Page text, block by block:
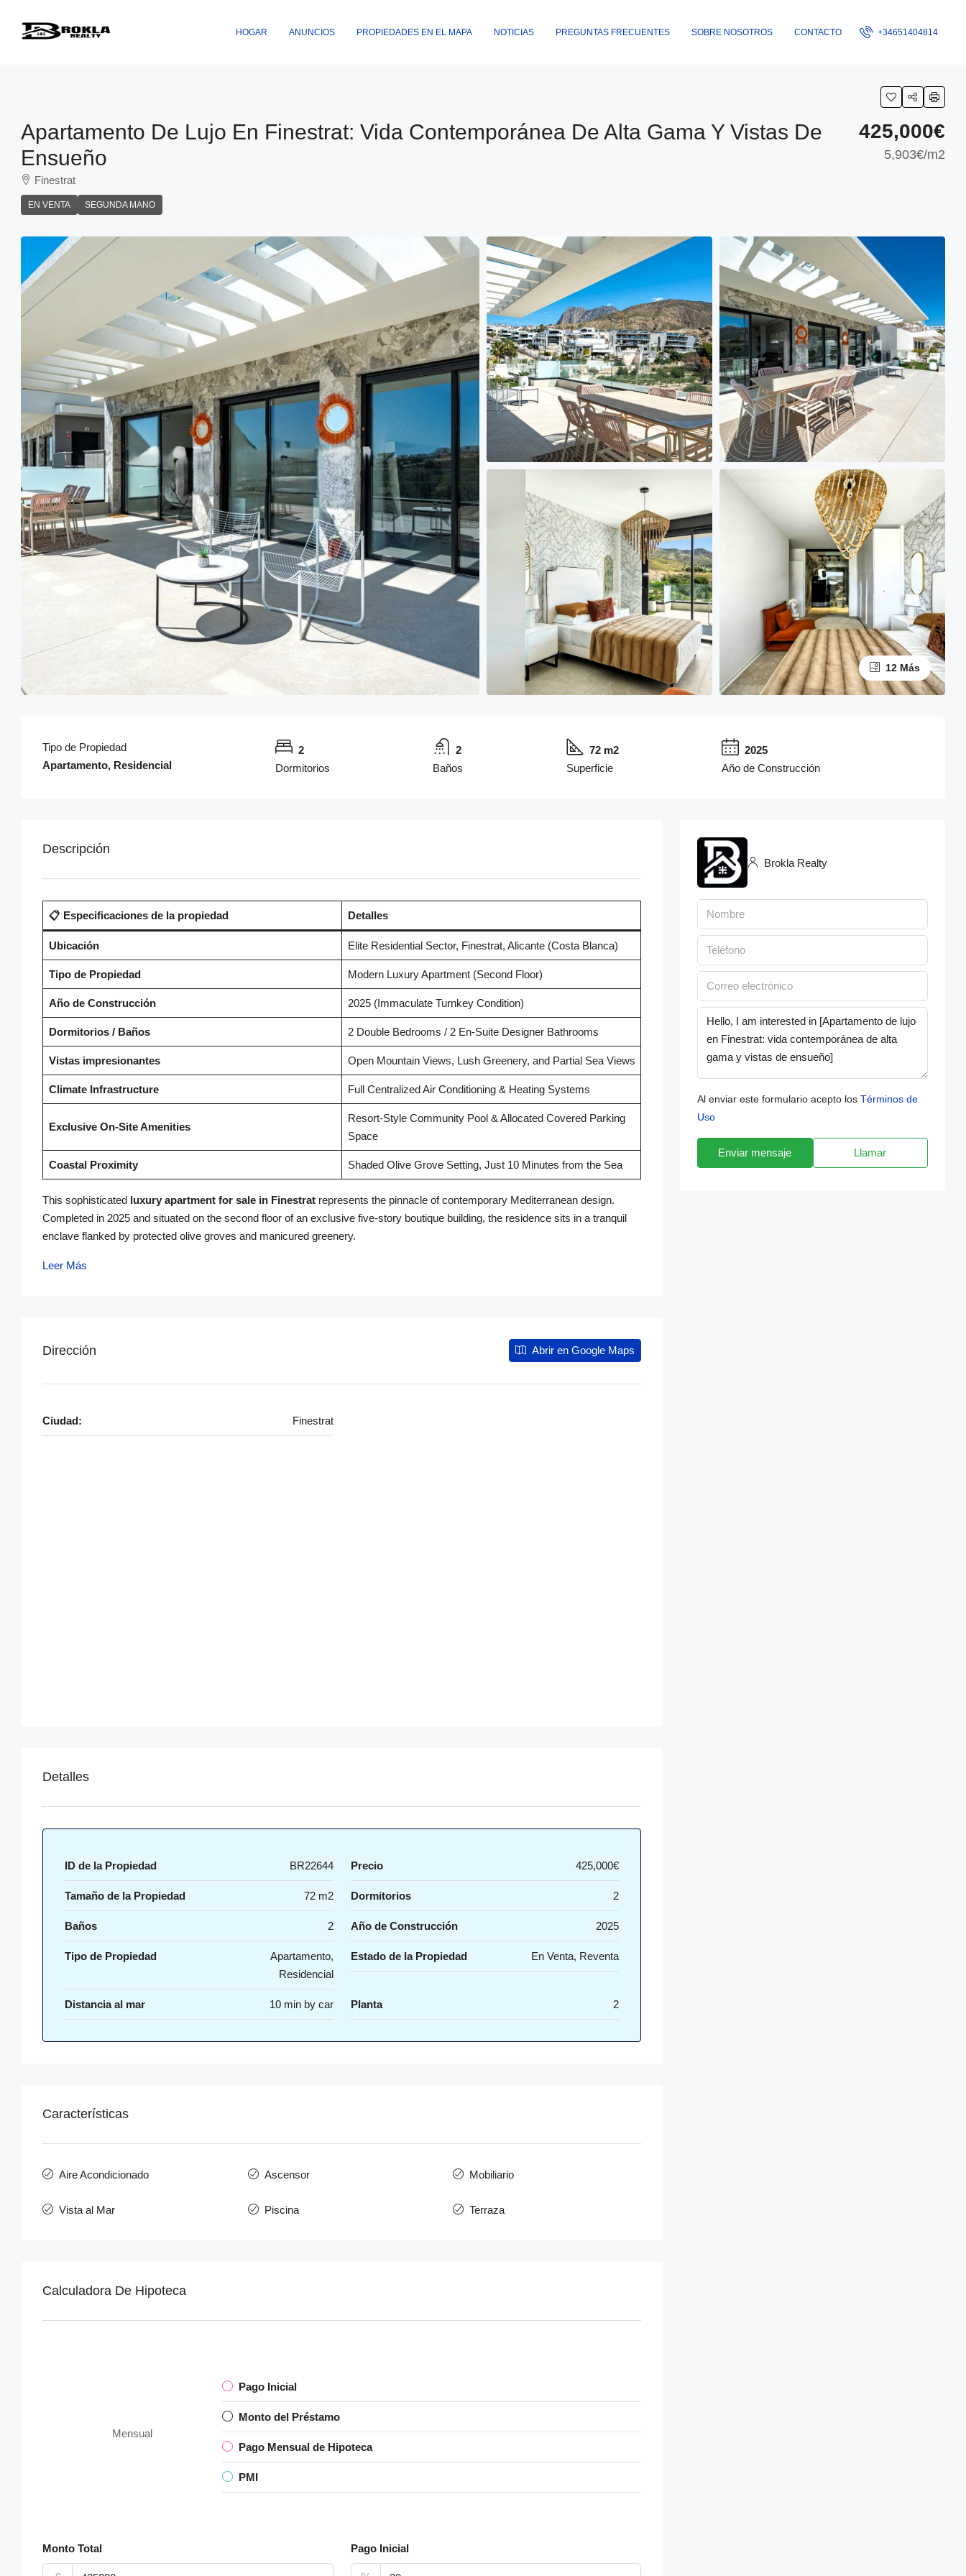
HOGAR ANUNCIOS PROPIEDADES EN EL MAPA NOTICIAS PREGUNTAS FRECUENTES SOBRE NOSOTROS CONTACTO +34651404814
Apartamento De Lujo En Finestrat: Vida Contemporánea De Alta Gama Y Vistas De
Ensueño
Finestrat
EN VENTA SEGUNDA MANO
425,000€
5,903€/m2
12 Más
Tipo de Propiedad
Apartamento, Residencial
2
Dormitorios
2
Baños
72 m2
Superficie
2025
Año de Construcción
Descripción
📋 Especificaciones de la propiedad Detalles
Ubicación Elite Residential Sector, Finestrat, Alicante (Costa Blanca)
Tipo de Propiedad Modern Luxury Apartment (Second Floor)
Año de Construcción 2025 (Immaculate Turnkey Condition)
Dormitorios / Baños 2 Double Bedrooms / 2 En-Suite Designer Bathrooms
Vistas impresionantes Open Mountain Views, Lush Greenery, and Partial Sea Views
Climate Infrastructure Full Centralized Air Conditioning & Heating Systems
Exclusive On-Site Amenities
Resort-Style Community Pool & Allocated Covered Parking
Space
Coastal Proximity Shaded Olive Grove Setting, Just 10 Minutes from the Sea
This sophisticated luxury apartment for sale in Finestrat represents the pinnacle of contemporary Mediterranean design.
Completed in 2025 and situated on the second floor of an exclusive five-story boutique building, the residence sits in a tranquil
enclave flanked by protected olive groves and manicured greenery.
Leer Más
Dirección Abrir en Google Maps
Ciudad: Finestrat
Detalles
ID de la Propiedad BR22644 Precio 425,000€
Tamaño de la Propiedad 72 m2 Dormitorios 2
Baños 2 Año de Construcción 2025
Tipo de Propiedad
Apartamento,
Residencial
Estado de la Propiedad En Venta, Reventa
Distancia al mar 10 min by car Planta 2
Características
Aire Acondicionado Ascensor Mobiliario
Vista al Mar Piscina Terraza
Calculadora De Hipoteca
Mensual
Pago Inicial
Monto del Préstamo
Pago Mensual de Hipoteca
PMI
Monto Total Pago Inicial
Brokla Realty
Al enviar este formulario acepto los Términos de
Uso
Enviar mensaje Llamar